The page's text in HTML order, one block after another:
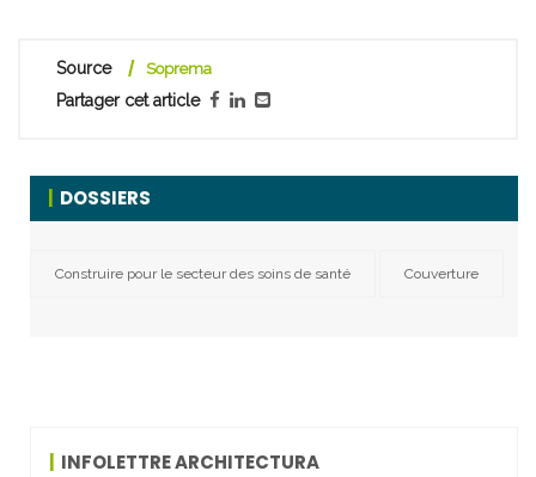
Source Soprema
Partager cet article
DOSSIERS
Construire pour le secteur des soins de santé Couverture
INFOLETTRE ARCHITECTURA